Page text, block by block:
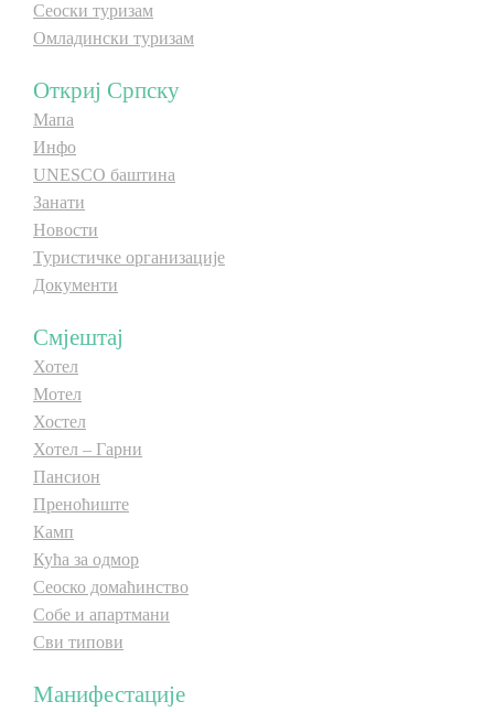
Смјештај
Фото
Видео
E-Brochure
Сеоски туризам
Омладински туризам
Откриј Српску
Мапа
Инфо
UNESCO баштина
Занати
Новости
Туристичке организације
Документи
Смјештај
Хотел
Мотел
Хостел
Хотел – Гарни
Пансион
Преноћиште
Камп
Кућа за одмор
Сеоско домаћинство
Собе и апартмани
Сви типови
Манифестације